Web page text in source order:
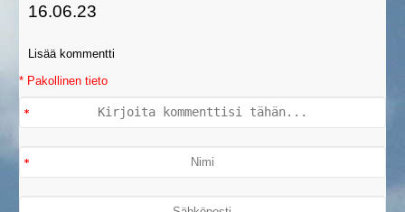
16.06.23
Lisää kommentti
* Pakollinen tieto